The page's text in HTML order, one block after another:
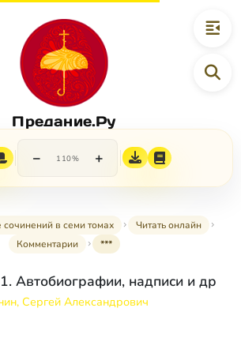
Предание.Ру
− 110% +
в семи томах
Читать онлайн
Комментарии
***
Автобиографии, надписи и др
Сергей Александрович